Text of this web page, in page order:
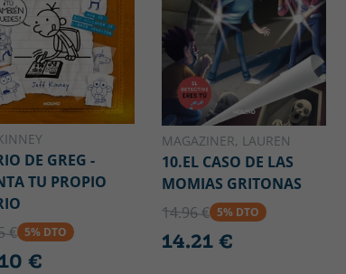
DE GREG -
TU PROPIO
€ 5% DTO
€
MAGAZINER, LAUREN
10.EL CASO DE LAS
MOMIAS GRITONAS
14.96 € 5% DTO
14.21 €